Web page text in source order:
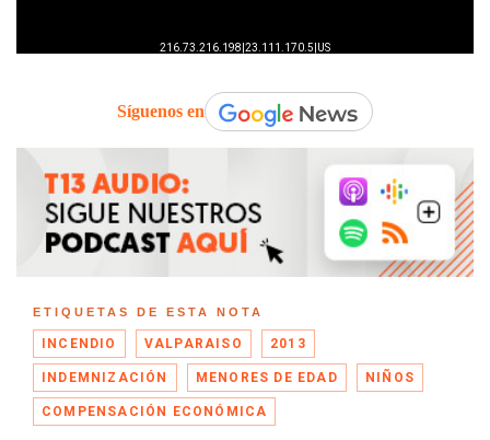
Síguenos en
ETIQUETAS DE ESTA NOTA
INCENDIO VALPARAISO 2013
INDEMNIZACIÓN MENORES DE EDAD NIÑOS
COMPENSACIÓN ECONÓMICA